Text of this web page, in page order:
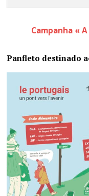
Campanha «
Panfleto destinado